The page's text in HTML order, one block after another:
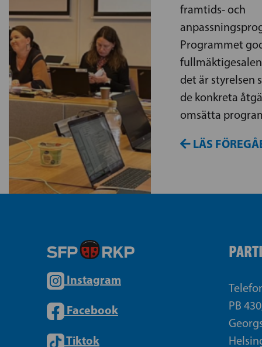
framtids- och
Programmet
det är styrelsen
de konkreta
omsätta
LÄS
Instagram
Facebook
Tiktok
PB